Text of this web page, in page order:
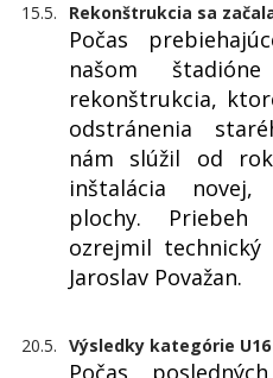
15.5. Rekonštrukcia sa
Počas
našom
rekonštrukcia,
odstránenia
nám slúžil od
inštalácia novej,
plochy.
ozrejmil technický
Jaroslav Považan.
20.5. Výsledky kategórie U16
Počas